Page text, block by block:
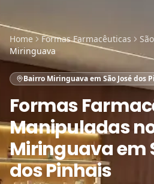
Home Formas Farmacêuticas
Miringuava
Bairro Miringuava em São José dos
Formas
Manipuladas
Miringuava em
dos Pinhais